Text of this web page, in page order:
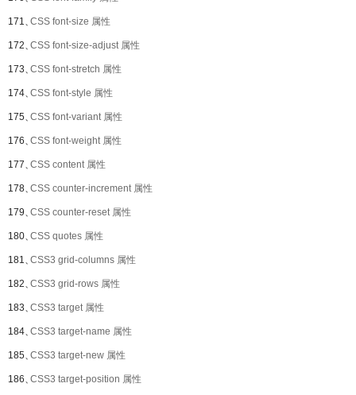
171、CSS font-size 属性
172、CSS font-size-adjust 属性
173、CSS font-stretch 属性
174、CSS font-style 属性
175、CSS font-variant 属性
176、CSS font-weight 属性
177、CSS content 属性
178、CSS counter-increment 属性
179、CSS counter-reset 属性
180、CSS quotes 属性
181、CSS3 grid-columns 属性
182、CSS3 grid-rows 属性
183、CSS3 target 属性
184、CSS3 target-name 属性
185、CSS3 target-new 属性
186、CSS3 target-position 属性